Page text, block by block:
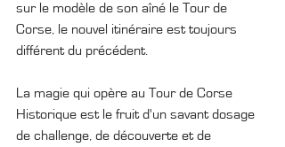
sur le modèle de son aîné le Tour de
Corse, le nouvel itinéraire est toujours
différent du précédent.
La magie qui opère au Tour de Corse
Historique est le fruit d'un savant dosage
de challenge, de découverte et de